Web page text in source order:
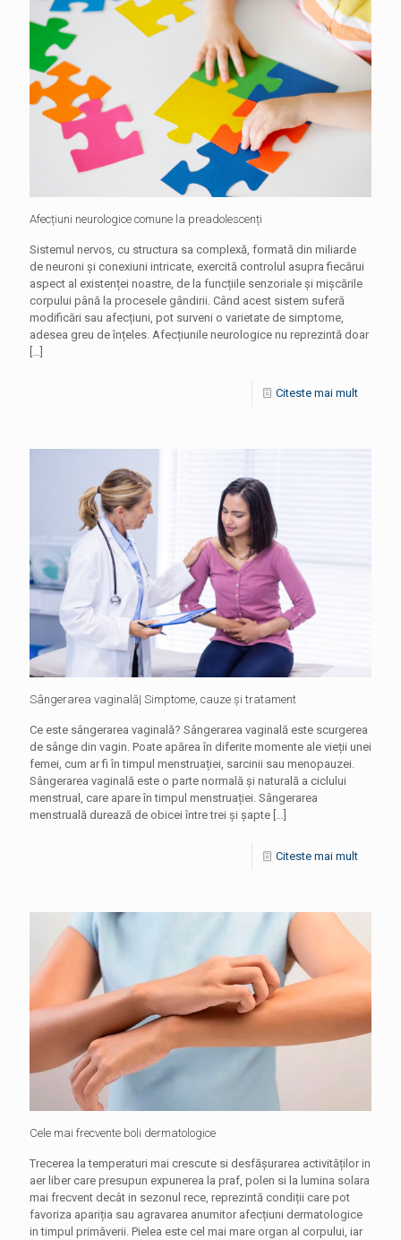
Afecțiuni neurologice comune la preadolescenți
Sistemul nervos, cu structura sa complexă, formată din miliarde
de neuroni și conexiuni intricate, exercită controlul asupra fiecărui
aspect al existenței noastre, de la funcțiile senzoriale și mișcările
corpului până la procesele gândirii. Când acest sistem suferă
modificări sau afecțiuni, pot surveni o varietate de simptome,
adesea greu de înțeles. Afecțiunile neurologice nu reprezintă doar
Citeste mai mult
Sângerarea vaginală| Simptome, cauze și tratament
Ce este sângerarea vaginală? Sângerarea vaginală este scurgerea
de sânge din vagin. Poate apărea în diferite momente ale vieții unei
femei, cum ar fi în timpul menstruației, sarcinii sau menopauzei.
Sângerarea vaginală este o parte normală și naturală a ciclului
menstrual, care apare în timpul menstruației. Sângerarea
menstruală durează de obicei între trei și șapte […]
Citeste mai mult
Cele mai frecvente boli dermatologice
Trecerea la temperaturi mai crescute si desfășurarea activităților in
aer liber care presupun expunerea la praf, polen si la lumina solara
mai frecvent decât in sezonul rece, reprezintă condiții care pot
favoriza apariția sau agravarea anumitor afecțiuni dermatologice
in timpul primăverii. Pielea este cel mai mare organ al corpului, iar